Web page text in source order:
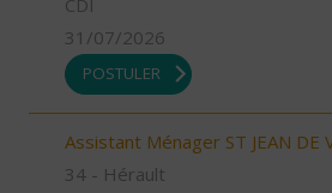
31/07/2026
POSTULER
Assistant Ménager ST JEAN DE
34 - Hérault